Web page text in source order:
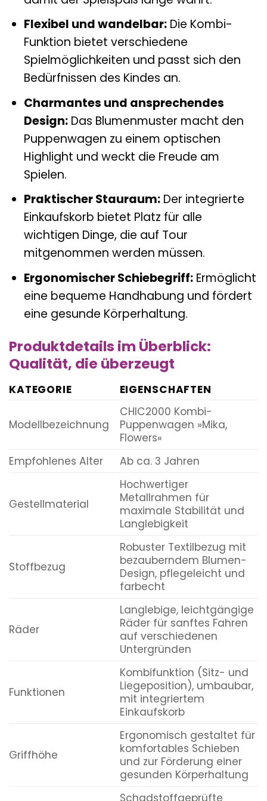
Flexibel und wandelbar:Die Kombi-
Funktion bietet verschiedene
Spielmöglichkeiten und passt sich den
Bedürfnissen des Kindes an.
Charmantes und ansprechendes
Design:Das Blumenmuster macht den
Puppenwagen zu einem optischen
Highlight und weckt die Freude am
Spielen.
Praktischer Stauraum:Der integrierte
Einkaufskorb bietet Platz für alle
wichtigen Dinge, die auf Tour
mitgenommen werden müssen.
Ergonomischer Schiebegriff:Ermöglicht
eine bequeme Handhabung und fördert
eine gesunde Körperhaltung.
Produktdetails im Überblick:
Qualität, die überzeugt
KATEGORIE EIGENSCHAFTEN
Modellbezeichnung
CHIC2000 Kombi-
Puppenwagen »Mika,
Flowers«
Empfohlenes Alter
Ab ca. 3 Jahren
Gestellmaterial
Hochwertiger
Metallrahmen für
maximale Stabilität und
Langlebigkeit
Stoffbezug
Robuster Textilbezug mit
bezauberndem Blumen-
Design, pflegeleicht und
farbecht
Räder
Langlebige, leichtgängige
Räder für sanftes Fahren
auf verschiedenen
Untergründen
Funktionen
Kombifunktion (Sitz- und
Liegeposition), umbaubar,
mit integriertem
Einkaufskorb
Griffhöhe
Ergonomisch gestaltet für
komfortables Schieben
und zur Förderung einer
gesunden Körperhaltung